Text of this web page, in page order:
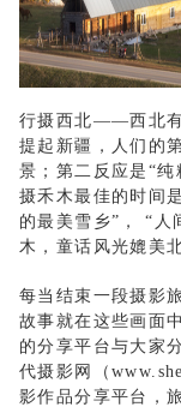
行摄西北——西北
提起新疆，人们的
景；第二反应是“
摄禾木最佳的时间
的最美雪乡”， “人
木，童话风光媲美
每当结束一段摄影
故事就在这些画面
的分享平台与大家
代摄影网（
影作品分享平台，